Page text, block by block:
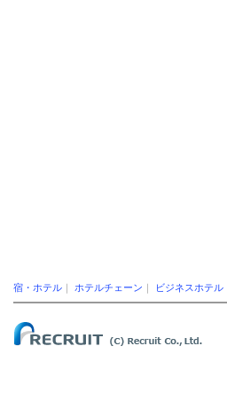
宿・ホテル ホテルチェーン ビジネスホテル